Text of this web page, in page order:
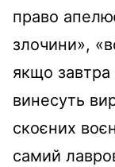
право
злочини»,
якщо завтра
винесуть
скоєних
самий